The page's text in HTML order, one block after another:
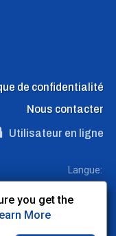
de confidentialité
Nous contacter
Utilisateur en ligne
Langue:
- Données par: BLVD.com
you get the
More